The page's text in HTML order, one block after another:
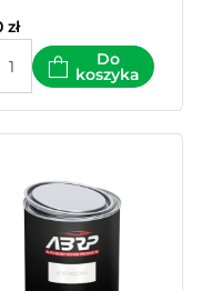
zł
Do
koszyka